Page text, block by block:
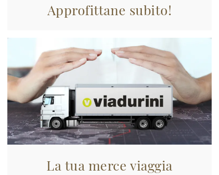
Approfittane subito!
La tua merce viaggia